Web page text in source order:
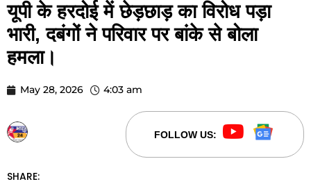
यूपी के हरदोई में छेड़छाड़ का विरोध पड़ा
भारी, दबंगों ने परिवार पर बांके से बोला
हमला।
May 28, 2026 4:03 am
STARBHARATNEWS24 FOLLOW US:
SHARE: